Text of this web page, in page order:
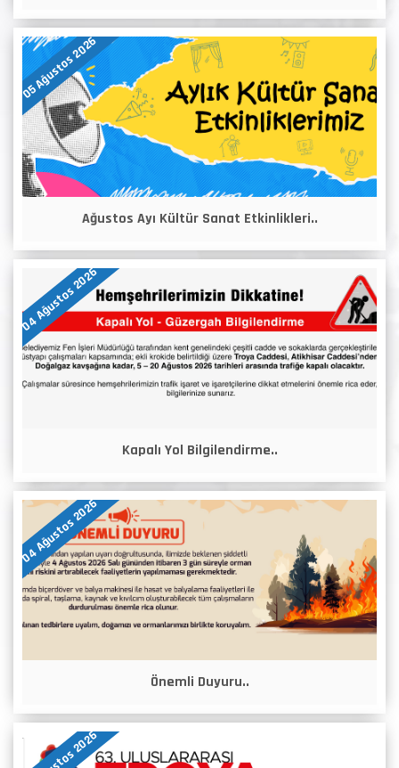
05 Ağustos 2026
Ağustos Ayı Kültür Sanat Etkinlikleri..
04 Ağustos 2026
Kapalı Yol Bilgilendirme..
04 Ağustos 2026
Önemli Duyuru..